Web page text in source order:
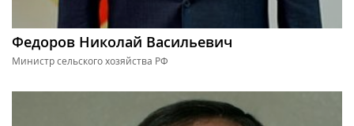
Федоров Николай Васильевич
Министр сельского хозяйства РФ